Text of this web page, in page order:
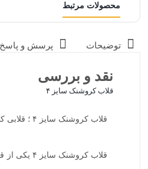
محصولات مرتبط
توضیحات پرسش و پاسخ
نقد و بررسی
قلاب کروشنک سایز ۴
قلاب کروشنک سایز ۴ ؛ قلابی کاربردی برای ریسه‌های کپورگیری با طراحی مناسب برای بویله و صید حرفه‌ای.
قلاب